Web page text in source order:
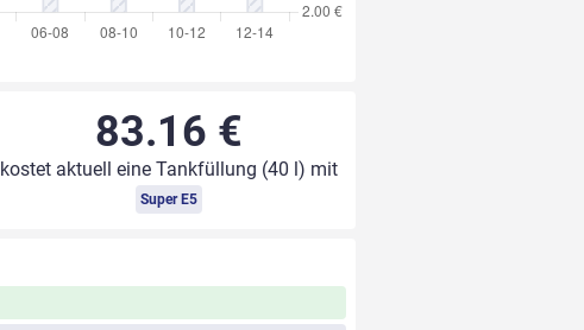
83.16 €
kostet aktuell eine Tankfüllung (40 l) mit
Super E5